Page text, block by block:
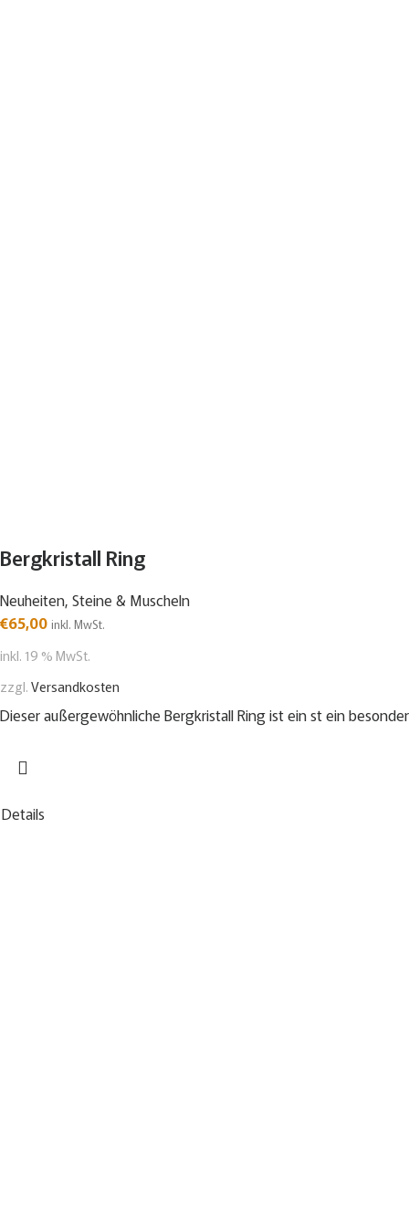
Bergkristall Ring
Neuheiten, Steine & Muscheln
€65,00 inkl. MwSt.
inkl. 19 % MwSt.
zzgl.Versandkosten
Dieser außergewöhnliche Bergkristall Ring ist ein st ein
Details